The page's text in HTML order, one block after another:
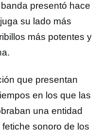
presentó hace
su lado más
más potentes y
que presentan
en los que las
una entidad
sonoro de los